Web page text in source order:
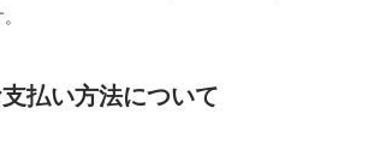
払い方法について